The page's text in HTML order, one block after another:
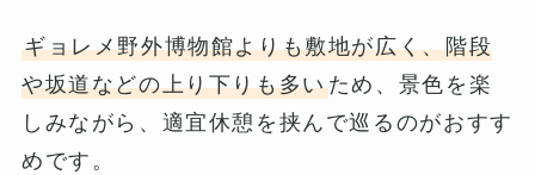
ギョレメ野外博物館よりも敷地が広く、階段
や坂道などの上り下りも多いため、景色を楽
しみながら、適宜休憩を挟んで巡るのがおすす
めです。